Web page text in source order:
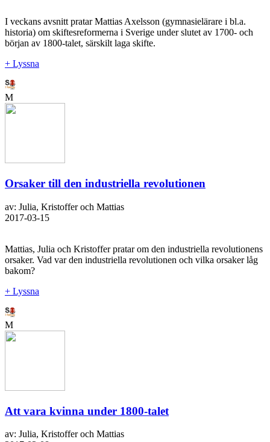
I veckans avsnitt pratar Mattias Axelsson (gymnasielärare i bl.a.
historia) om skiftesreformerna i Sverige under slutet av 1700- och
början av 1800-talet, särskilt laga skifte.
+ Lyssna
M
Orsaker till den industriella revolutionen
av: Julia, Kristoffer och Mattias
2017-03-15
Mattias, Julia och Kristoffer pratar om den industriella revolutionens
orsaker. Vad var den industriella revolutionen och vilka orsaker låg
bakom?
+ Lyssna
M
Att vara kvinna under 1800-talet
av: Julia, Kristoffer och Mattias